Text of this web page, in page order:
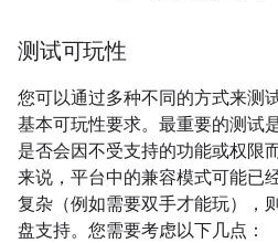
测试可玩性
您可以通过多种不同的方式来测
基本可玩性要求。最重要的测试
是否会因不受支持的功能或权限
来说，平台中的兼容模式可能已
复杂（例如需要双手才能玩），
盘支持。您需要考虑以下几点：